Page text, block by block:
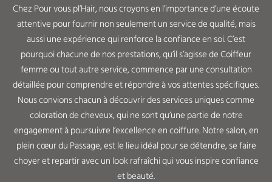
Chez Pour vous pl’Hair, nous croyons en l’importance d’une écoute
attentive pour fournir non seulement un service de qualité, mais
aussi une expérience qui renforce la confiance en soi. C’est
pourquoi chacune de nos prestations, qu’il s’agisse de Coiffeur
femme ou tout autre service, commence par une consultation
détaillée pour comprendre et répondre à vos attentes spécifiques.
Nousconvions chacun à découvrir des services uniques comme
coloration de cheveux, qui ne sont qu’une partie de notre
engagement à poursuivre l’excellence en coiffure. Notre salon, en
plein cœur du Passage, est le lieu idéal pour se détendre, se faire
choyer et repartir avec un look rafraîchi qui vous inspire confiance
et beauté.